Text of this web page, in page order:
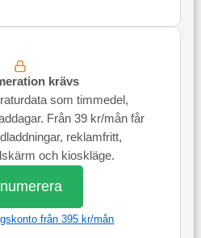
krävs
som timmedel,
Från 39 kr/mån får
reklamfritt,
och kioskläge.
från 395 kr/mån